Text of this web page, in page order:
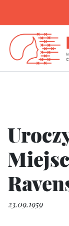
23.09.1959